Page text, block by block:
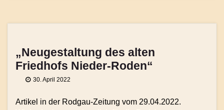
„Neugestaltung des alten
Friedhofs Nieder-Roden“
30. April 2022
Artikel in der Rodgau-Zeitung vom 29.04.2022.